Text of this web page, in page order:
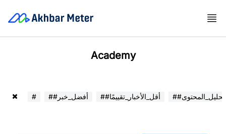
Academy
# ##أفضل_خبر ##أقل_الأخبار_تقييمًا ##تحليل_المحتوى